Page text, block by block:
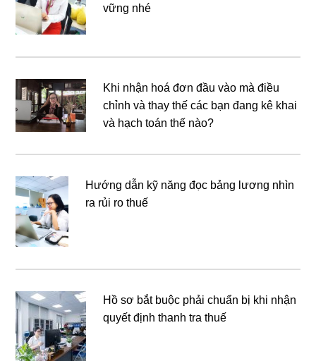
vững nhé
Khi nhận hoá đơn đầu vào mà điều
chỉnh và thay thế các bạn đang kê khai
và hạch toán thế nào?
Hướng dẫn kỹ năng đọc bảng lương nhìn
ra rủi ro thuế
Hồ sơ bắt buộc phải chuẩn bị khi nhận
quyết định thanh tra thuế